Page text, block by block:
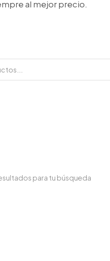
al mejor precio.
para tu búsqueda